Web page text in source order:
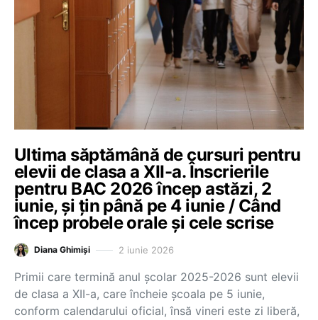
Ultima săptămână de cursuri pentru
elevii de clasa a XII-a. Înscrierile
pentru BAC 2026 încep astăzi, 2
iunie, și țin până pe 4 iunie / Când
încep probele orale și cele scrise
Diana Ghimiși 2 iunie 2026
Primii care termină anul școlar 2025-2026 sunt elevii
de clasa a XII-a, care încheie școala pe 5 iunie,
conform calendarului oficial, însă vineri este zi liberă,